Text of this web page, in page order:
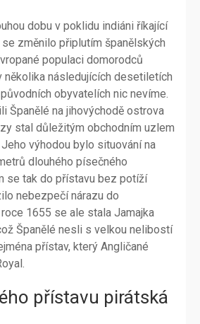
dobu v poklidu indiáni říkající
změnilo připlutím španělských
populaci domorodců
několika následujících desetiletích
obyvatelích nic nevíme.
Španělé na jihovýchodě ostrova
stal důležitým obchodním uzlem
výhodou bylo situování na
dlouhého písečného
se tak do přístavu bez potíží
nebezpečí nárazu do
1655 se ale stala Jamajka
Španělé nesli s velkou nelibostí
přístav, který Angličané
přístavu pirátská